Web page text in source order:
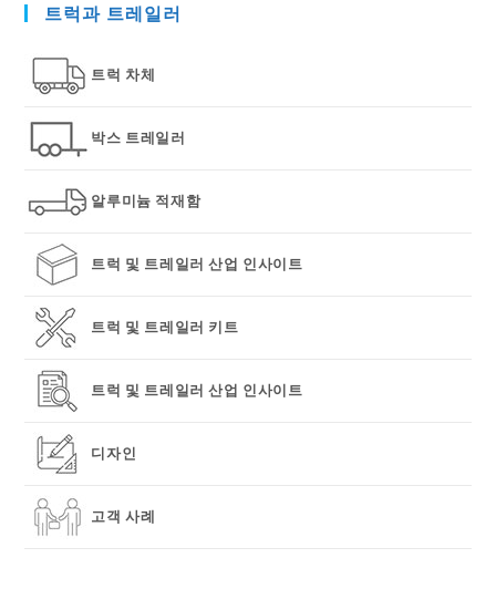
트럭과 트레일러
트럭 차체
박스 트레일러
알루미늄 적재함
트럭 및 트레일러 산업 인사이트
트럭 및 트레일러 키트
트럭 및 트레일러 산업 인사이트
디자인
고객 사례